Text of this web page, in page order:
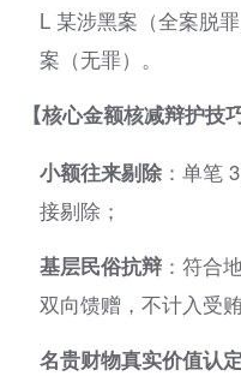
L 某涉黑案（全案脱
案（无罪）。
【核心金额核减辩护技巧
小额往来剔除：单笔
接剔除；
基层民俗抗辩：符合
双向馈赠，不计入受贿
名贵财物真实价值认定